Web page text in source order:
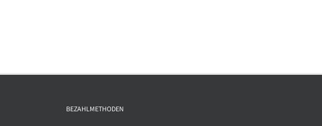
BEZAHLMETHODEN